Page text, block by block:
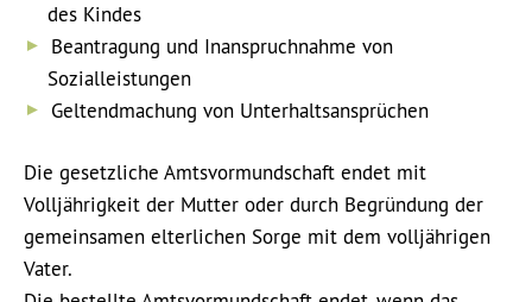
des Kindes
Beantragung und Inanspruchnahme von
Sozialleistungen
Geltendmachung von Unterhaltsansprüchen
Die gesetzliche Amtsvormundschaft endet mit
Volljährigkeit der Mutter oder durch Begründung der
gemeinsamen elterlichen Sorge mit dem volljährigen
Vater.